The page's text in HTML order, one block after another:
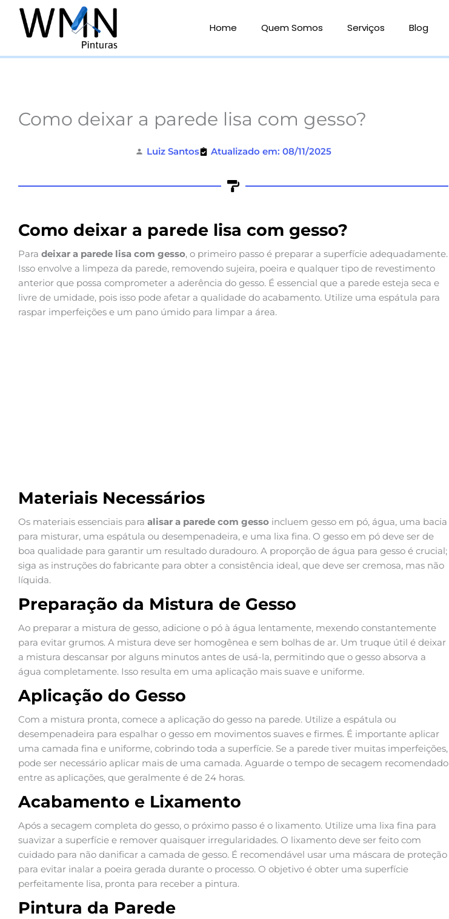
Home Quem Somos Serviços Blog
Como deixar a parede lisa com gesso?
Luiz Santos Atualizado em: 08/11/2025
Como deixar a parede lisa com gesso?
Para deixar a parede lisa com gesso, o primeiro passo é preparar a superfície adequadamente.
Isso envolve a limpeza da parede, removendo sujeira, poeira e qualquer tipo de revestimento
anterior que possa comprometer a aderência do gesso. É essencial que a parede esteja seca e
livre de umidade, pois isso pode afetar a qualidade do acabamento. Utilize uma espátula para
raspar imperfeições e um pano úmido para limpar a área.
Materiais Necessários
Os materiais essenciais para alisar a parede com gesso incluem gesso em pó, água, uma bacia
para misturar, uma espátula ou desempenadeira, e uma lixa fina. O gesso em pó deve ser de
boa qualidade para garantir um resultado duradouro. A proporção de água para gesso é crucial;
siga as instruções do fabricante para obter a consistência ideal, que deve ser cremosa, mas não
líquida.
Preparação da Mistura de Gesso
Ao preparar a mistura de gesso, adicione o pó à água lentamente, mexendo constantemente
para evitar grumos. A mistura deve ser homogênea e sem bolhas de ar. Um truque útil é deixar
a mistura descansar por alguns minutos antes de usá-la, permitindo que o gesso absorva a
água completamente. Isso resulta em uma aplicação mais suave e uniforme.
Aplicação do Gesso
Com a mistura pronta, comece a aplicação do gesso na parede. Utilize a espátula ou
desempenadeira para espalhar o gesso em movimentos suaves e firmes. É importante aplicar
uma camada fina e uniforme, cobrindo toda a superfície. Se a parede tiver muitas imperfeições,
pode ser necessário aplicar mais de uma camada. Aguarde o tempo de secagem recomendado
entre as aplicações, que geralmente é de 24 horas.
Acabamento e Lixamento
Após a secagem completa do gesso, o próximo passo é o lixamento. Utilize uma lixa fina para
suavizar a superfície e remover quaisquer irregularidades. O lixamento deve ser feito com
cuidado para não danificar a camada de gesso. É recomendável usar uma máscara de proteção
para evitar inalar a poeira gerada durante o processo. O objetivo é obter uma superfície
perfeitamente lisa, pronta para receber a pintura.
Pintura da Parede